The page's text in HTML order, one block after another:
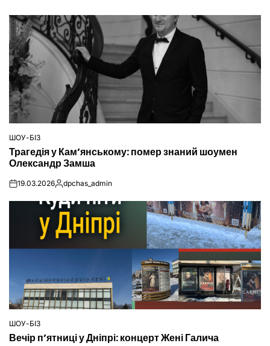
ОПУБЛІКУВАТИ
ШОУ-БІЗ
Трагедія у Кам’янському: помер знаний шоумен
Олександр Замша
on19.03.2026Опубліковано
dpchas_admin
ОПУБЛІКУВАТИ
У
ШОУ-БІЗ
Вечір п’ятниці у Дніпрі: концерт Жені Галича